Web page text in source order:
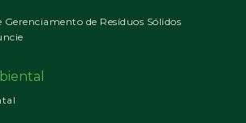
Gerenciamento de Resíduos Sólidos